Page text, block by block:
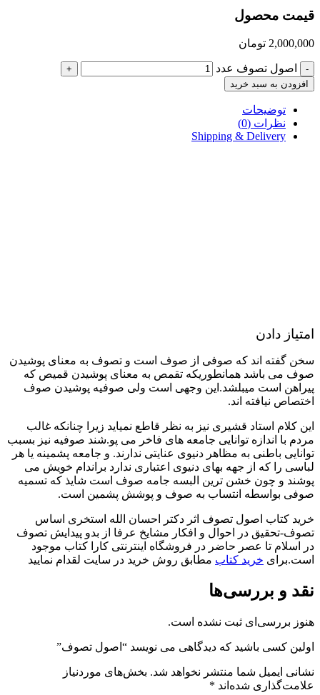
قیمت محصول
2,000,000 تومان
- اصول تصوف عدد
+
افزودن به سبد خرید
توضیحات
نظرات (0)
Shipping & Delivery
امتیاز دادن
سخن گفته اند که صوفی از صوف است و تصوف به معنای پوشیدن
صوف می باشد همانطوریکه تقمص به معنای پوشیدن قمیص که
پیراهن است میبلشد.این وجهی است ولی صوفیه پوشیدن صوف
اختصاص نیافته اند.
این کلام استاد قشیری نیز به نظر قاطع نمیاید زیرا چنانکه غالب
مردم با اندازه توانایی جامعه های فاخر می پو.شند صوفیه نیز بسبب
توانایی باطنی به مظاهر دنیوی عنایتی ندارند. و جامعه پشمینه یا هر
لباسی را که از جهه بهای دنیوی اعتباری ندارد براندام خویش می
پوشند و چون خشن ترین البسه جامه صوف است شایذ که تسمیه
صوفی بواسطه انتساب به صوف و پوشش پشمین است.
خرید کتاب اصول تصوف اثر دکتر احسان الله استخری اساس
تصوف-تحقیق در احوال و افکار مشایخ عرفا از بدو پیدایش تصوف
در اسلام تا عصر حاضر در فروشگاه اینترنتی کارا کتاب موجود
است.برای خرید کتاب مطابق روش خرید در سایت لقدام نمایید
نقد و بررسی‌ها
هنوز بررسی‌ای ثبت نشده است.
اولین کسی باشید که دیدگاهی می نویسد “اصول تصوف”
نشانی ایمیل شما منتشر نخواهد شد. بخش‌های موردنیاز
علامت‌گذاری شده‌اند *